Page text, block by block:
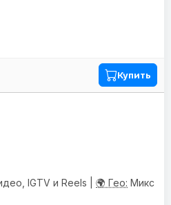
Купить
IGTV и Reels | 🌍 Гео: Микс